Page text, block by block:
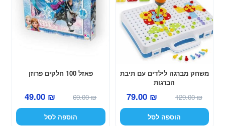
משחק מברגה לילדים עם תיבת
הברגות
129.00₪
המחיר
המקורי
היה:
79.00 ₪
המחיר
הנוכחי
הוא:
הוספה לסל
פאזל 100 חלקים פרוזן
69.00₪
המחיר
המקורי
היה:
49.00 ₪
המחיר
הנוכחי
הוא:
הוספה לסל